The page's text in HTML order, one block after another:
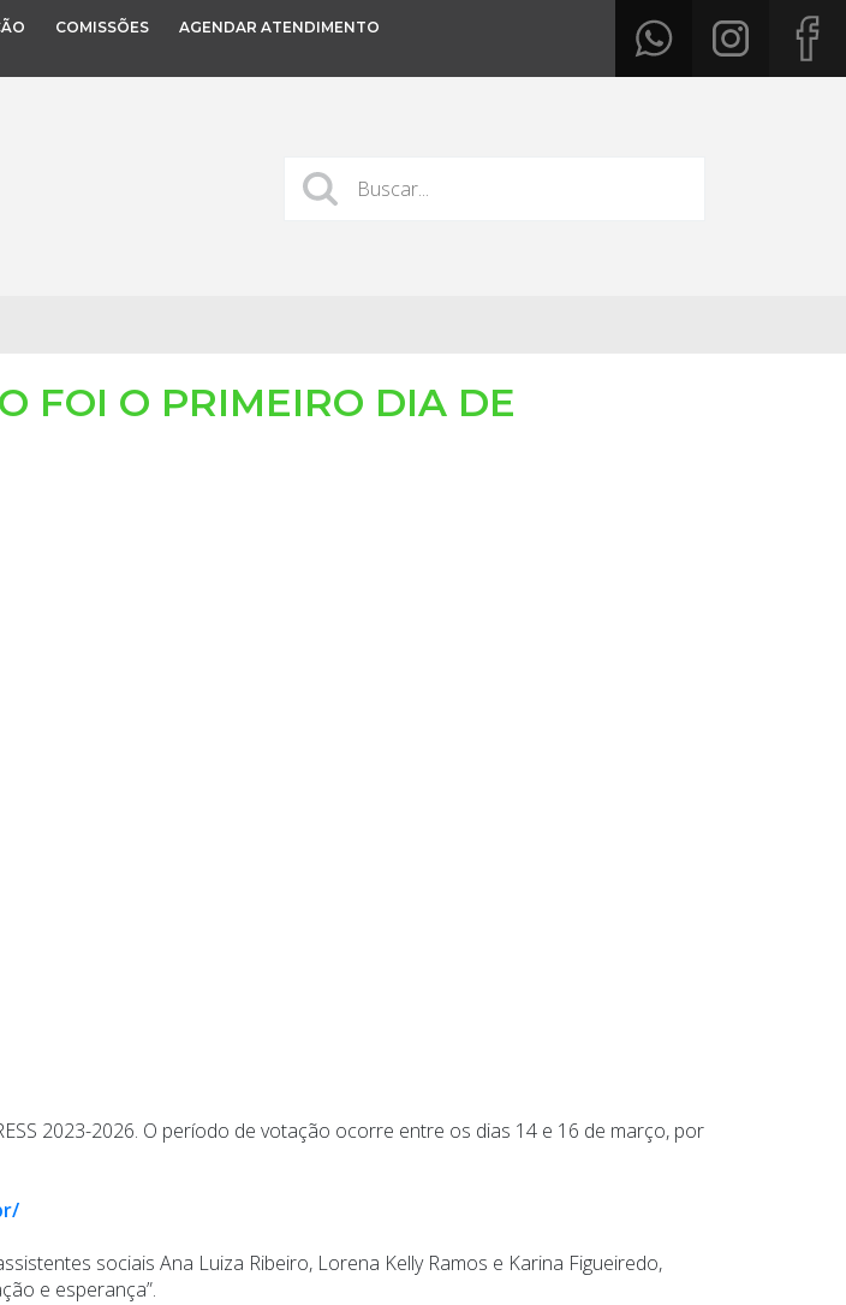
COMISSÕES
AGENDAR ATENDIMENTO
FOI O PRIMEIRO DIA DE
2023-2026. O período de votação ocorre entre os dias 14 e 16 de março, por
sociais Ana Luiza Ribeiro, Lorena Kelly Ramos e Karina Figueiredo,
e esperança”.